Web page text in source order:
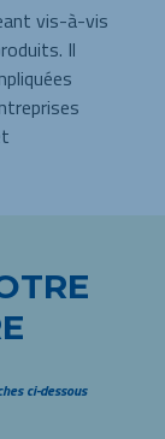
vis-à-vis
Il
ci-dessous